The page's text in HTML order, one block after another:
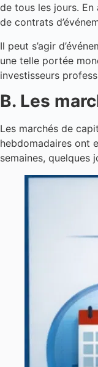
de tous les jours.
de contrats
Il peut s’agir
une telle portée
investisseurs
B. Les
Les marchés de
hebdomadaires ont
semaines, quelques